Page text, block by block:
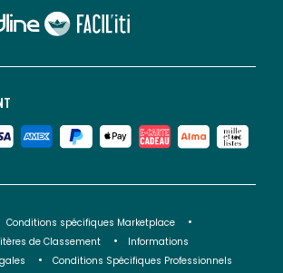
lien vers Faciliti
Conditions spécifiques Marketplace
de Classement
Informations
Conditions Spécifiques Professionnels